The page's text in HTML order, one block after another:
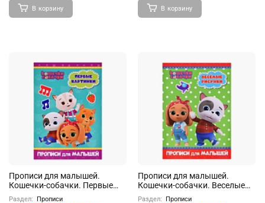
В корзину В корзину
Прописи для малышей.
Кошечки-собачки. Первые
картинки
Раздел:
Прописи
Прописи для малышей.
Кошечки-собачки. Веселые
рисунки
Раздел:
Прописи